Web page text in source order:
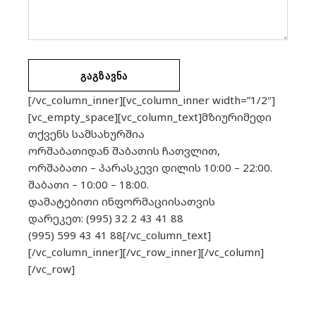
ᲒᲐᲒᲖᲐᲕᲜᲐ
[/vc_column_inner][vc_column_inner width=”1/2″]
[vc_empty_space][vc_column_text]მზიურიმედი
თქვენს სამსახურშია
ორშაბათიდან შაბათის ჩათვლით,
ორშაბათი – პარასკევი დილის 10:00 – 22:00.
შაბათი – 10:00 – 18:00.
დამატებითი ინფორმაციისათვის
დარეკეთ: (995) 32 2 43 41 88
(995) 599 43 41 88[/vc_column_text]
[/vc_column_inner][/vc_row_inner][/vc_column]
[/vc_row]